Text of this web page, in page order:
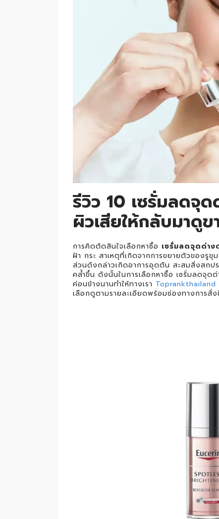
รีวิว 10 เซรั่มลดจุ
ผิวเสียให้กลับมาดู
การคิดตัดสินใจเลือกหาซื้อ เซรั่มลดจุดด่าง
ฝ้า กระ สาเหตุที่เกิดจากการขยายตัวของรูขุ
ส่วนดังกล่าวเกิดอาการอุดตัน สะสมสิ่งสกป
คล้ำขึ้น ดังนั้นในการเลือกหาซื้อ เซรั่มลดจุ
ค่อนข้างนานทำให้ทางเรา Toprankthailand
เลือกดูตามรายละเอียดพร้อมช่องทางการสั่ง